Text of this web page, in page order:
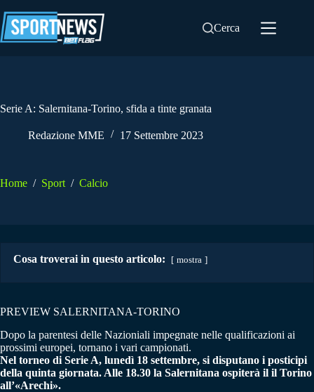
al
contenuto
Cerca
Serie A: Salernitana-Torino, sfida a tinte granata
Redazione MME 17 Settembre 2023
Home / Sport / Calcio
Cosa troverai in questo articolo: mostra
PREVIEW SALERNITANA-TORINO
Dopo la parentesi delle Nazioniali impegnate nelle qualificazioni ai
prossimi europei, tornano i vari campionati.
Nel torneo di Serie A, lunedì 18 settembre, si disputano i posticipi
della quinta giornata. Alle 18.30 la Salernitana ospiterà il il Torino
all’«Arechi».